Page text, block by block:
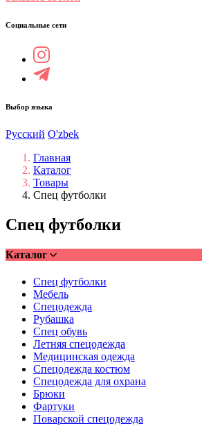
Социальные сети
Выбор языка
Русский O'zbek
Главная
Каталог
Товары
Спец футболки
Спец футболки
Каталог
Спец футболки
Мебель
Спецодежда
Рубашка
Спец обувь
Летняя спецодежда
Медицинская одежда
Спецодежда костюм
Спецодежда для охрана
Брюки
Фартуки
Поварской спецодежда